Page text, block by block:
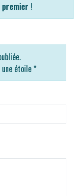
premier !
étoile *